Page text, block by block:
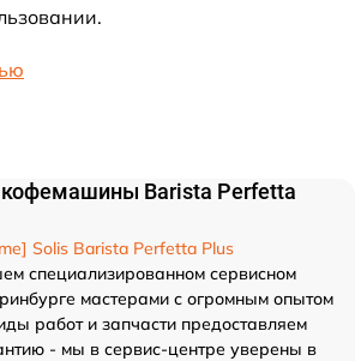
Barista Perfetta
Solis Barista Perfetta Plus
специализированном сервисном
мастерами с огромным опытом
работ и запчасти предоставляем
- мы в сервис-центре уверены в